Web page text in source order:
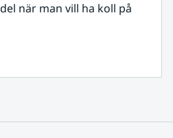
när man vill ha koll på